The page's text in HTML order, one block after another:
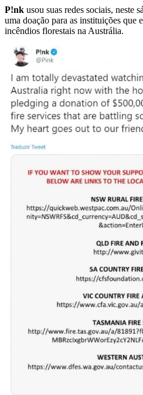
P!nk usou suas redes sociais, neste
uma doação para as instituições que
incêndios florestais na Austrália.